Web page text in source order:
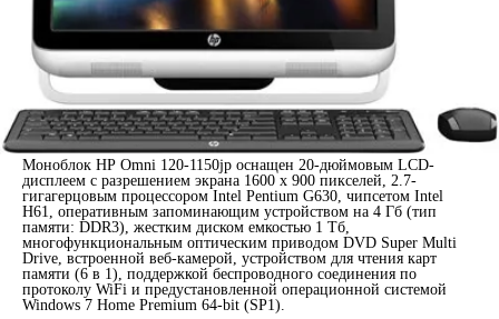
Моноблок НР Omni 120-1150jp оснащен 20-дюймовым LCD-
дисплеем с разрешением экрана 1600 x 900 пикселей, 2.7-
гигагерцовым процессором Intel Pentium G630, чипсетом Intel
H61, оперативным запоминающим устройством на 4 Гб (тип
памяти: DDR3), жестким диском емкостью 1 Тб,
многофункциональным оптическим приводом DVD Super Multi
Drive, встроенной веб-камерой, устройством для чтения карт
памяти (6 в 1), поддержкой беспроводного соединения по
протоколу WiFi и предустановленной операционной системой
Windows 7 Home Premium 64-bit (SP1).